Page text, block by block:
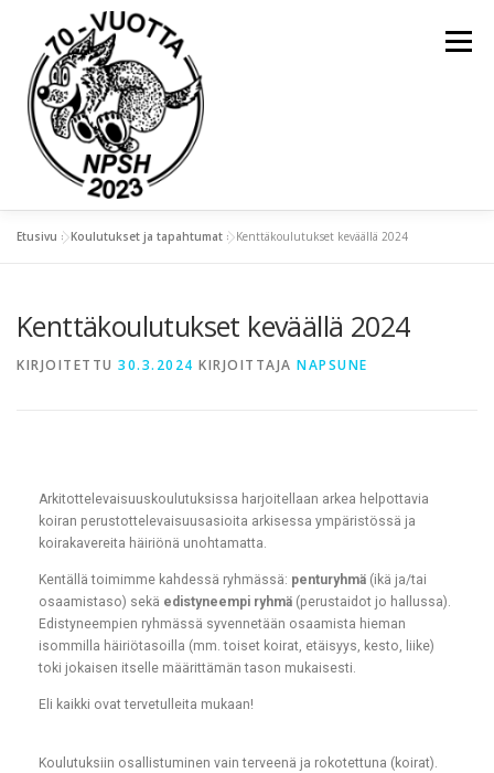
Valikko
KOULUTUKSET JA TAPAHTUMAT
Etusivu »Koulutukset ja tapahtumat »Kenttäkoulutukset keväällä 2024
Kenttäkoulutukset keväällä 2024
KIRJOITETTU 30.3.2024 KIRJOITTAJA NAPSUNE
Arkitottelevaisuuskoulutuksissa harjoitellaan arkea helpottavia
koiran perustottelevaisuusasioita arkisessa ympäristössä ja
koirakavereita häiriönä unohtamatta.
Kentällä toimimme kahdessä ryhmässä: penturyhmä (ikä ja/tai
osaamistaso) sekä edistyneempi ryhmä (perustaidot jo hallussa).
Edistyneempien ryhmässä syvennetään osaamista hieman
isommilla häiriötasoilla (mm. toiset koirat, etäisyys, kesto, liike)
toki jokaisen itselle määrittämän tason mukaisesti.
Eli kaikki ovat tervetulleita mukaan!
Koulutuksiin osallistuminen vain terveenä ja rokotettuna (koirat).